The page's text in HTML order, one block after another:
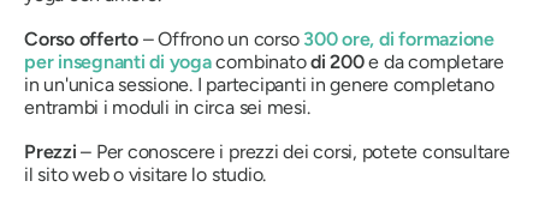
Corso offerto– Offrono un corso 300 ore, di formazione
per insegnanti di yogacombinatodi 200e da completare
in un'unica sessione. I partecipanti in genere completano
entrambi i moduli in circa sei mesi.
Prezzi– Per conoscere i prezzi dei corsi, potete consultare
il sito web o visitare lo studio.